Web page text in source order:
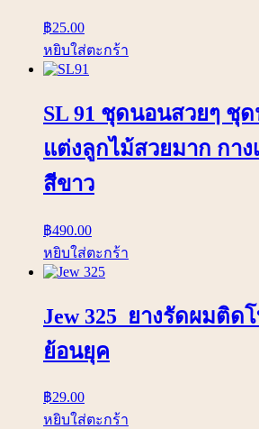
฿25.00
หยิบใส่ตะกร้า
SL 91 ชุดนอนสวยๆ ชุ
แต่งลูกไม้สวยมาก กาง
สีขาว
฿490.00
หยิบใส่ตะกร้า
Jew 325 ยางรัดผมติด
ย้อนยุค
฿29.00
หยิบใส่ตะกร้า